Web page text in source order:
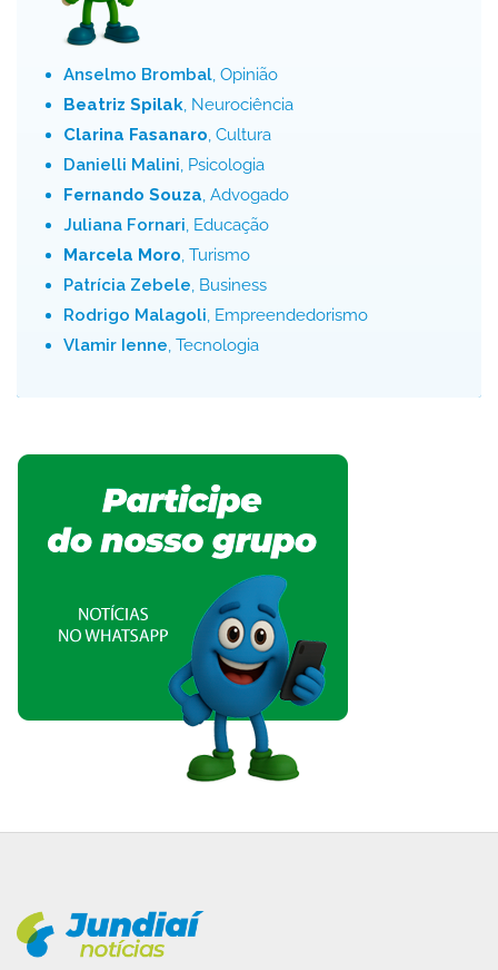
Anselmo Brombal, Opinião
Beatriz Spilak, Neurociência
Clarina Fasanaro, Cultura
Danielli Malini, Psicologia
Fernando Souza, Advogado
Juliana Fornari, Educação
Marcela Moro, Turismo
Patrícia Zebele, Business
Rodrigo Malagoli, Empreendedorismo
Vlamir Ienne, Tecnologia